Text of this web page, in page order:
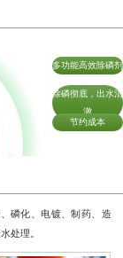
多功能高效除磷剂
除磷彻底，出水清
澈
节约成本
磷化、电镀、制药、造
处理。